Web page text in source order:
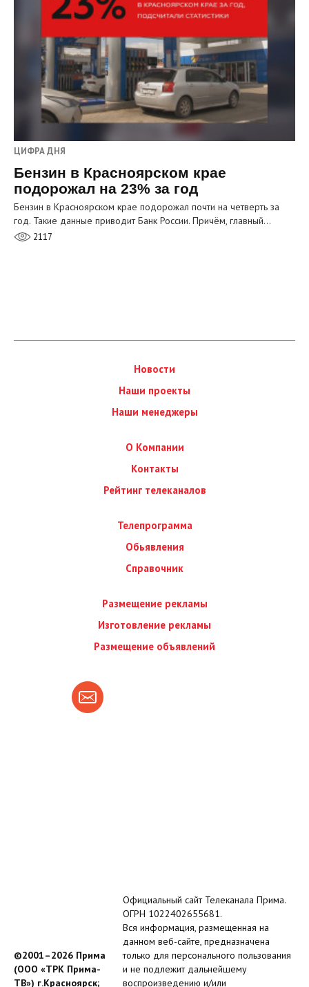
ЦИФРА ДНЯ
Бензин в Красноярском крае
подорожал на 23% за год
Бензин в Красноярском крае подорожал почти на четверть за
год. Такие данные приводит Банк России. Причём, главный…
2117
Новости
Наши проекты
Наши менеджеры
О Компании
Контакты
Рейтинг телеканалов
Телепрограмма
Обьявления
Справочник
Размещение рекламы
Изготовление рекламы
Размещение объявлений
©2001–2026 Прима
(ООО «ТРК Прима-
ТВ») г.Красноярск;
Официальный сайт Телеканала Прима.
ОГРН 1022402655681.
Вся информация, размещенная на
данном веб-сайте, предназначена
только для персонального пользования
и не подлежит дальнейшему
воспроизведению и/или